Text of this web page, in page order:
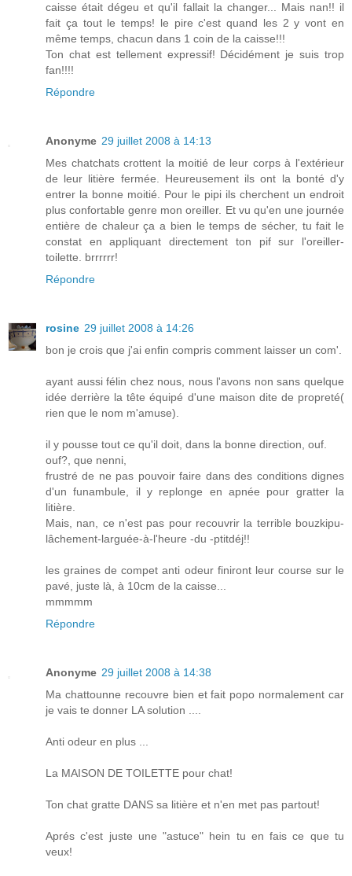
caisse était dégeu et qu'il fallait la changer... Mais nan!! il
fait ça tout le temps! le pire c'est quand les 2 y vont en
même temps, chacun dans 1 coin de la caisse!!!
Ton chat est tellement expressif! Décidément je suis trop
fan!!!!
Répondre
Anonyme 29 juillet 2008 à 14:13
Mes chatchats crottent la moitié de leur corps à l'extérieur
de leur litière fermée. Heureusement ils ont la bonté d'y
entrer la bonne moitié. Pour le pipi ils cherchent un endroit
plus confortable genre mon oreiller. Et vu qu'en une journée
entière de chaleur ça a bien le temps de sécher, tu fait le
constat en appliquant directement ton pif sur l'oreiller-
toilette. brrrrrr!
Répondre
rosine 29 juillet 2008 à 14:26
bon je crois que j'ai enfin compris comment laisser un com'.
ayant aussi félin chez nous, nous l'avons non sans quelque
idée derrière la tête équipé d'une maison dite de propreté(
rien que le nom m'amuse).
il y pousse tout ce qu'il doit, dans la bonne direction, ouf.
ouf?, que nenni,
frustré de ne pas pouvoir faire dans des conditions dignes
d'un funambule, il y replonge en apnée pour gratter la
litière.
Mais, nan, ce n'est pas pour recouvrir la terrible bouzkipu-
lâchement-larguée-à-l'heure -du -ptitdéj!!
les graines de compet anti odeur finiront leur course sur le
pavé, juste là, à 10cm de la caisse...
mmmmm
Répondre
Anonyme 29 juillet 2008 à 14:38
Ma chattounne recouvre bien et fait popo normalement car
je vais te donner LA solution ....
Anti odeur en plus ...
La MAISON DE TOILETTE pour chat!
Ton chat gratte DANS sa litière et n'en met pas partout!
Aprés c'est juste une "astuce" hein tu en fais ce que tu
veux!